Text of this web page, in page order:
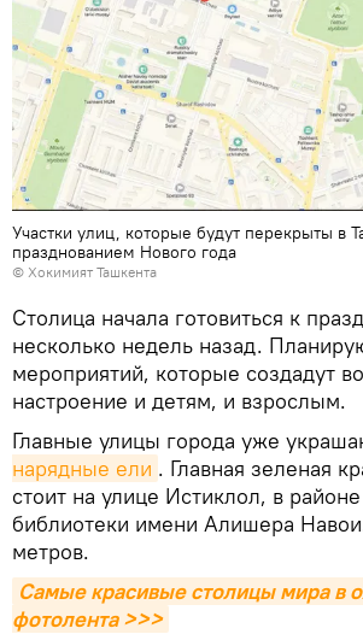
Участки улиц, которые будут перекрыты в
празднованием Нового года
© Хокимият Ташкента
Столица начала готовиться к
несколько недель назад.
мероприятий, которые создадут
настроение и детям, и взрослым.
Главные улицы города уже
нарядные ели . Главная зеленая
стоит на улице Истиклол, в
библиотеки имени Алишера
метров.
Самые красивые столицы мира в
фотолента >>>